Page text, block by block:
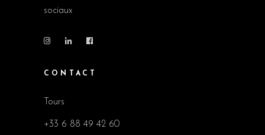
sociaux
CONTACT
Tours
+33 6 88 49 42 60